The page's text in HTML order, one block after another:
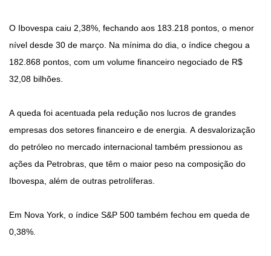
O Ibovespa caiu 2,38%, fechando aos 183.218 pontos, o menor
nível desde 30 de março. Na mínima do dia, o índice chegou a
182.868 pontos, com um volume financeiro negociado de R$
32,08 bilhões.
A queda foi acentuada pela redução nos lucros de grandes
empresas dos setores financeiro e de energia. A desvalorização
do petróleo no mercado internacional também pressionou as
ações da Petrobras, que têm o maior peso na composição do
Ibovespa, além de outras petrolíferas.
Em Nova York, o índice S&P 500 também fechou em queda de
0,38%.